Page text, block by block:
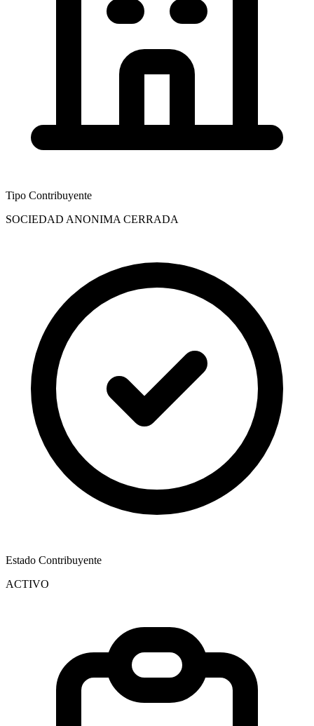
Tipo Contribuyente
SOCIEDAD ANONIMA CERRADA
Estado Contribuyente
ACTIVO